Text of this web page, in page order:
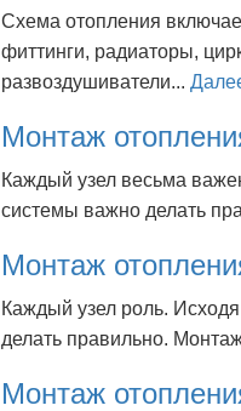
Схема отопления
фиттинги, радиаторы,
развоздушиватели...
Монтаж
Каждый узел весьма
системы важно делать
Монтаж
Каждый узел роль.
делать правильно.
Монтаж